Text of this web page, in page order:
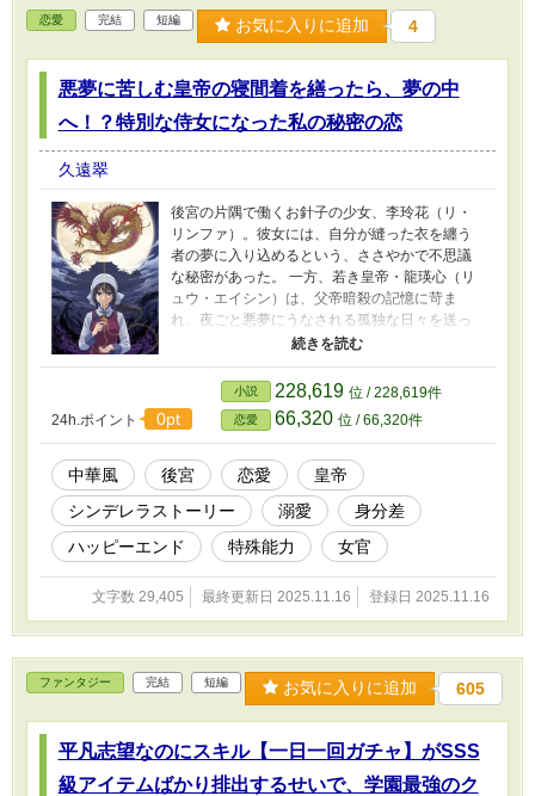
恋愛 完結 短編 お気に入りに追加 4
悪夢に苦しむ皇帝の寝間着を繕ったら、夢の中
へ！？特別な侍女になった私の秘密の恋
久遠翠
後宮の片隅で働くお針子の少女、李玲花（リ・
リンファ）。彼女には、自分が縫った衣を纏う
者の夢に入り込めるという、ささやかで不思議
な秘密があった。 一方、若き皇帝・龍瑛心（リ
ュウ・エイシン）は、父帝暗殺の記憶に苛ま
れ、夜ごと悪夢にうなされる孤独な日々を送っ
ていた。 ある日、偶然にも皇帝の寝間着を繕う
のは、燃え盛る炎と悲鳴に満ちた、皇帝の絶望
的な悪夢だった。 「大丈夫ですよ」――無意識
に差し伸べた手と温かい声は、彼の凍てついた
心をわずかに溶かす。 夢の中の穏やかな時間だ
けが、二人の心を繋ぐ唯一の絆。しかし、その
特別な関係は、やがて後宮に渦巻く嫉妬と陰謀
を引き寄せていく。 これは、孤独な皇帝と心優
しきお針子が、悪夢と運命に立ち向かい、唯一
無二の愛を見つけるまでの、きらびやかで切な
い中華風夢幻譚。
24h.ポイント 0pt
小説 228,619 位 / 228,619件
恋愛 66,320 位 / 66,320件
中華風 後宮 恋愛
皇帝
シンデレラストーリー
溺愛
身分差
ハッピーエンド
特殊能力 女官
文字数 29,405 最終更新日 2025.11.16 登録日 2025.11.16
ファンタジー 完結 短編 お気に入りに追加 605
平凡志望なのにスキル【一日一回ガチャ】がSSS
級アイテムばかり排出するせいで、学園最強のク